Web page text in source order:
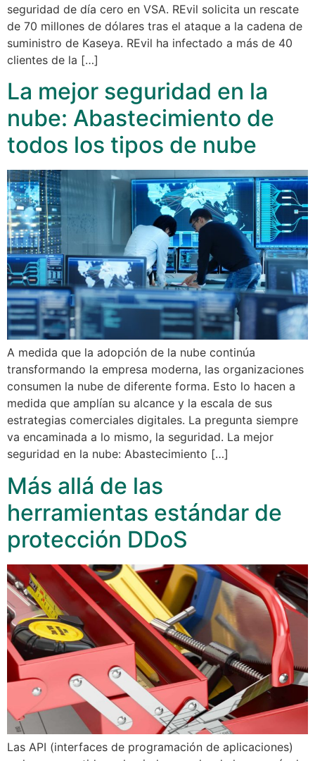
seguridad de día cero en VSA. REvil solicita un rescate
de 70 millones de dólares tras el ataque a la cadena de
suministro de Kaseya. REvil ha infectado a más de 40
clientes de la […]
La mejor seguridad en la
nube: Abastecimiento de
todos los tipos de nube
A medida que la adopción de la nube continúa
transformando la empresa moderna, las organizaciones
consumen la nube de diferente forma. Esto lo hacen a
medida que amplían su alcance y la escala de sus
estrategias comerciales digitales. La pregunta siempre
va encaminada a lo mismo, la seguridad. La mejor
seguridad en la nube: Abastecimiento […]
Más allá de las
herramientas estándar de
protección DDoS
Las API (interfaces de programación de aplicaciones)